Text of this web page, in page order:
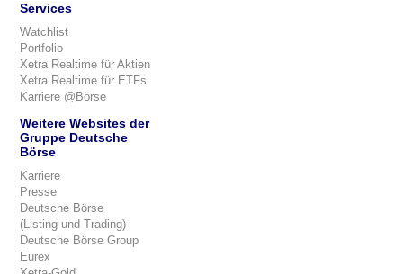
Services
Watchlist
Portfolio
Xetra Realtime für Aktien
Xetra Realtime für ETFs
Karriere @Börse
Weitere Websites der
Gruppe Deutsche
Börse
Karriere
Presse
Deutsche Börse
(Listing und Trading)
Deutsche Börse Group
Eurex